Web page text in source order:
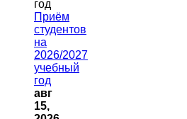
Приём
студентов
на
2026/2027
учебный
год
авг
15,